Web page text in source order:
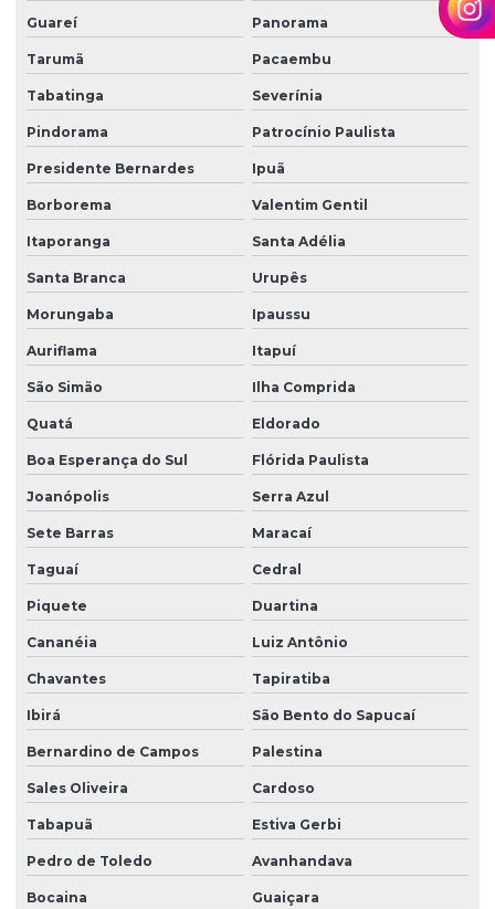
Guareí Panorama
Tarumã Pacaembu
Tabatinga Severínia
Pindorama Patrocínio Paulista
Presidente Bernardes Ipuã
Borborema Valentim Gentil
Itaporanga Santa Adélia
Santa Branca Urupês
Morungaba Ipaussu
Auriflama Itapuí
São Simão Ilha Comprida
Quatá Eldorado
Boa Esperança do Sul Flórida Paulista
Joanópolis Serra Azul
Sete Barras Maracaí
Taguaí Cedral
Piquete Duartina
Cananéia Luiz Antônio
Chavantes Tapiratiba
Ibirá São Bento do Sapucaí
Bernardino de Campos Palestina
Sales Oliveira Cardoso
Tabapuã Estiva Gerbi
Pedro de Toledo Avanhandava
Bocaina Guaiçara